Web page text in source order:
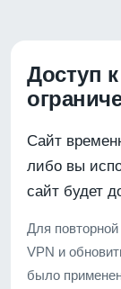
Доступ
Сайт
либо вы
сайт будет
Для
VPN и
было